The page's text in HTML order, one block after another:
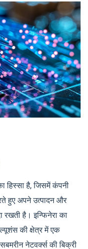
हिस्सा है, जिसमें कंपनी
हुए अपने उत्पादन और
है। इन्फिनेरा का
की क्षेत्र में एक
नेटवर्क्स की बिक्री